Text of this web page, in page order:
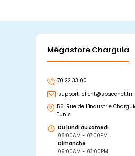
Mégastore Charguia
70 22 33 00
support-client@spacenet.tn
56, Rue de L'industrie
Tunis
Du lundi au samedi
08:00AM - 07:00PM
Dimanche
09:00AM - 03:00PM